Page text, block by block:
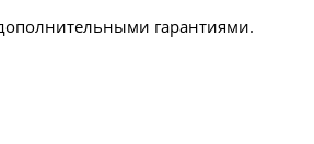
гарантиями.